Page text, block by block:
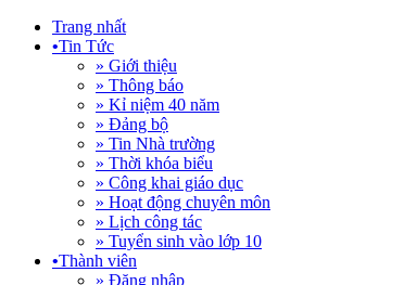
Trang nhất
•Tin Tức
» Giới thiệu
» Thông báo
» Kỉ niệm 40 năm
» Đảng bộ
» Tin Nhà trường
» Thời khóa biểu
» Công khai giáo dục
» Hoạt động chuyên môn
» Lịch công tác
» Tuyển sinh vào lớp 10
•Thành viên
» Đăng nhập